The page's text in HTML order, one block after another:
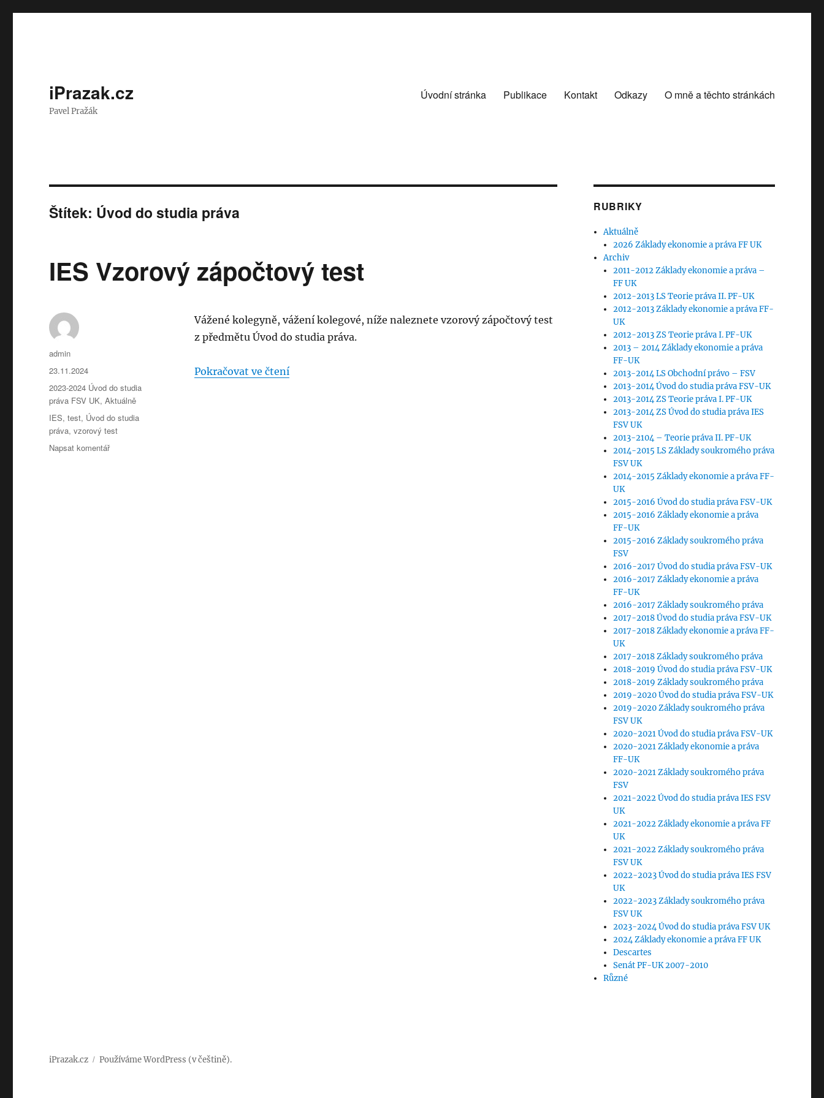
iPrazak.cz
Pavel Pražák
Úvodní stránka Publikace Kontakt Odkazy O mně a těchto stránkách
Štítek: Úvod do studia práva
IES Vzorový zápočtový test
Vážené kolegyně, vážení kolegové, níže naleznete vzorový zápočtový test
z předmětu Úvod do studia práva.
Pokračovat ve čtení„IES Vzorový zápočtový test“
Autor:
admin
Publikováno:
23.11.2024
Rubriky:
2023-2024 Úvod do studia
práva FSV UK,Aktuálně
Štítky:
IES,test, Úvod do studia
práva,vzorový test
Napsat komentářpro
RUBRIKY
Aktuálně
2026 Základy ekonomie a práva FF UK
Archiv
2011-2012 Základy ekonomie a práva –
FF UK
2012-2013 LS Teorie práva II. PF-UK
2012-2013 Základy ekonomie a práva FF-
UK
2012-2013 ZS Teorie práva I. PF-UK
2013 – 2014 Základy ekonomie a práva
FF-UK
2013-2014 LS Obchodní právo – FSV
2013-2014 Úvod do studia práva FSV-UK
2013-2014 ZS Teorie práva I. PF-UK
2013-2014 ZS Úvod do studia práva IES
FSV UK
2013-2104 – Teorie práva II. PF-UK
2014-2015 LS Základy soukromého práva
FSV UK
2014-2015 Základy ekonomie a práva FF-
UK
2015-2016 Úvod do studia práva FSV-UK
2015-2016 Základy ekonomie a práva
FF-UK
2015-2016 Základy soukromého práva
FSV
2016-2017 Úvod do studia práva FSV-UK
2016-2017 Základy ekonomie a práva
FF-UK
2016-2017 Základy soukromého práva
2017-2018 Úvod do studia práva FSV-UK
2017-2018 Základy ekonomie a práva FF-
UK
2017-2018 Základy soukromého práva
2018-2019 Úvod do studia práva FSV-UK
2018-2019 Základy soukromého práva
2019-2020 Úvod do studia práva FSV-UK
2019-2020 Základy soukromého práva
FSV UK
2020-2021 Úvod do studia práva FSV-UK
2020-2021 Základy ekonomie a práva
FF-UK
2020-2021 Základy soukromého práva
FSV
2021-2022 Úvod do studia práva IES FSV
UK
2021-2022 Základy ekonomie a práva FF
UK
2021-2022 Základy soukromého práva
FSV UK
2022-2023 Úvod do studia práva IES FSV
UK
2022-2023 Základy soukromého práva
FSV UK
2023-2024 Úvod do studia práva FSV UK
2024 Základy ekonomie a práva FF UK
Descartes
Senát PF-UK 2007-2010
Různé
iPrazak.cz Používáme WordPress (v češtině).